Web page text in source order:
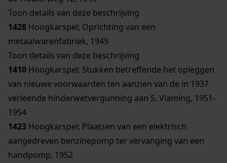
Toon details van deze beschrijving
1428 Hoogkarspel; Oprichting van een
metaalwarenfabriek, 1949
Toon details van deze beschrijving
1410 Hoogkarspel; Stukken betreffende het opleggen
van nieuwe voorwaarden ten aanzien van de in 1937
verleende hinderwetvergunning aan S. Vlaming, 1951-
1954
1423 Hoogkarspel; Plaatsen van een elektrisch
aangedreven benzinepomp ter vervanging van een
handpomp, 1952